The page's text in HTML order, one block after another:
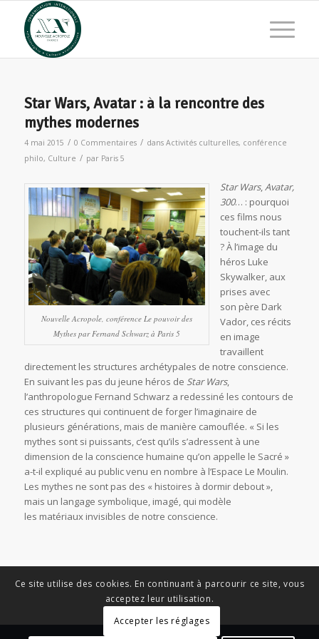
Star Wars, Avatar : à la rencontre des
mythes modernes
4 mai 2015 / 0 Commentaires / dans Activités culturelles, conférence
philo, Culture / par Paris 5
Nouvelle Acropole, conférence Le pouvoir des
Mythespar Fernand Schwarz à Paris 5
Star Wars,Avatar,
300… : pourquoi
ces films nous
touchent-ils tant
? À l’image du
héros Luke
Skywalker, aux
prises avec
son père Dark
Vador, ces récits
en image
travaillent
directement les structures archétypales de notre conscience.
En suivant les pas du jeune héros de Star Wars,
l’anthropologue Fernand Schwarz a redessiné les contours de
ces structures qui continuent de forger l’imaginaire de
plusieurs générations, mais de manière camouflée. « Si les
mythes sont si puissants, c’est qu’ils s’adressent à une
dimension de la conscience humaine qu’on appelle le Sacré »
a-t-il expliqué au public venu en nombre à l’Espace Le Moulin.
Les mythes ne sont pas des « histoires à dormir debout »,
mais un langage symbolique, imagé, qui modèle
les matériaux invisibles de notre conscience.
Ce site utilise des cookies. En continuant à parcourir ce site, vous
acceptez leur utilisation.
Accepter les réglages